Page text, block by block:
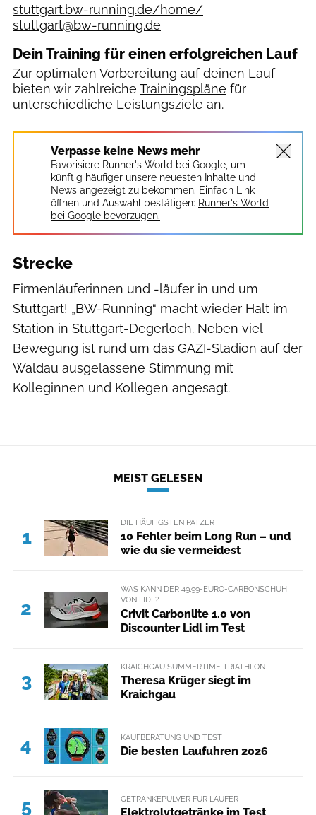
stuttgart.bw-running.de/home/
stuttgart@bw-running.de
Dein Training für einen erfolgreichen Lauf
Zur optimalen Vorbereitung auf deinen Lauf
bieten wir zahlreiche Trainingspläne für
unterschiedliche Leistungsziele an.
Verpasse keine News mehr
Favorisiere Runner's World bei Google, um
künftig häufiger unsere neuesten Inhalte und
News angezeigt zu bekommen. Einfach Link
öffnen und Auswahl bestätigen: Runner's World
bei Google bevorzugen.
Strecke
Firmenläuferinnen und -läufer in und um
Stuttgart! „BW-Running“ macht wieder Halt im
Station in Stuttgart-Degerloch. Neben viel
Bewegung ist rund um das GAZI-Stadion auf der
Waldau ausgelassene Stimmung mit
Kolleginnen und Kollegen angesagt.
MEIST GELESEN
1
DIE HÄUFIGSTEN PATZER
10 Fehler beim Long Run – und
wie du sie vermeidest
2
WAS KANN DER 49,99-EURO-CARBONSCHUH
VON LIDL?
Crivit Carbonlite 1.0 von
Discounter Lidl im Test
3
KRAICHGAU SUMMERTIME TRIATHLON
Theresa Krüger siegt im
Kraichgau
4 KAUFBERATUNG UND TEST
Die besten Laufuhren 2026
5 GETRÄNKEPULVER FÜR LÄUFER